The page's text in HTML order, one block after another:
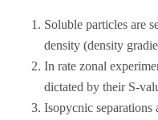
Soluble particles are
density (density
In rate zonal
dictated by their S-
Isopycnic separations